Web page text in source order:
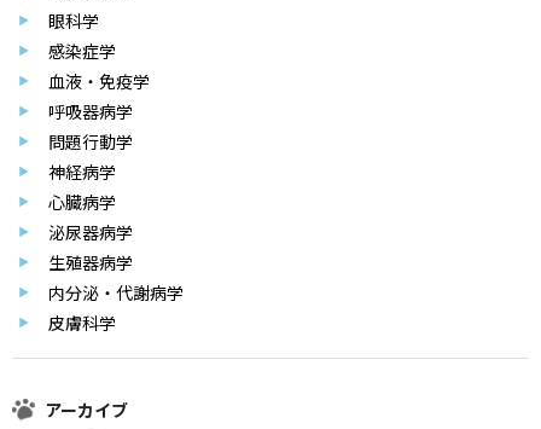
眼科学
感染症学
血液・免疫学
呼吸器病学
問題行動学
神経病学
心臓病学
泌尿器病学
生殖器病学
内分泌・代謝病学
皮膚科学
アーカイブ